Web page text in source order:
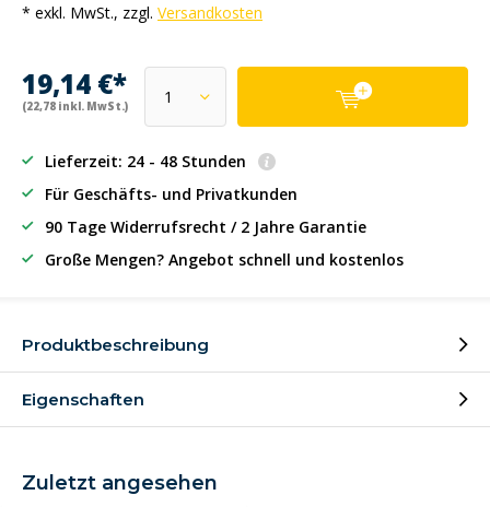
* exkl. MwSt., zzgl. Versandkosten
19,14 €*
(22,78 inkl. MwSt.)
Lieferzeit: 24 - 48 Stunden
Für Geschäfts- und Privatkunden
90 Tage Widerrufsrecht / 2 Jahre Garantie
Große Mengen? Angebot schnell und kostenlos
Produktbeschreibung
Eigenschaften
Zuletzt angesehen